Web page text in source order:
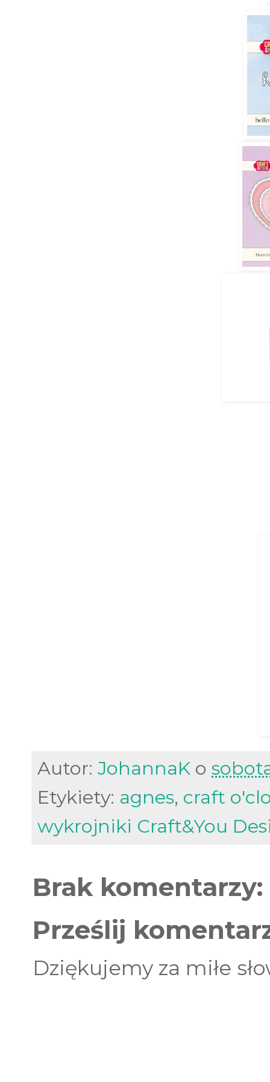
Autor: JohannaK o
Etykiety: agnes, craft
wykrojniki Craft&You
Brak komentarzy:
Prześlij
Dziękujemy za miłe